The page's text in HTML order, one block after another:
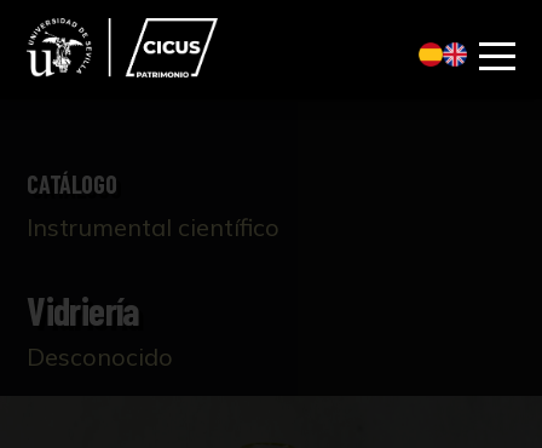
CATÁLOGO
Instrumental científico
Vidriería
Desconocido